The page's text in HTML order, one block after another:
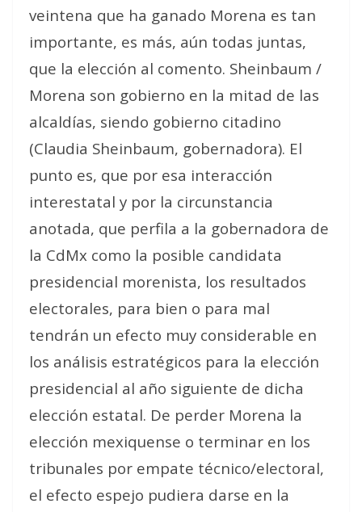
veintena que ha ganado Morena es tan
importante, es más, aún todas juntas,
que la elección al comento. Sheinbaum /
Morena son gobierno en la mitad de las
alcaldías, siendo gobierno citadino
(Claudia Sheinbaum, gobernadora). El
punto es, que por esa interacción
interestatal y por la circunstancia
anotada, que perfila a la gobernadora de
la CdMx como la posible candidata
presidencial morenista, los resultados
electorales, para bien o para mal
tendrán un efecto muy considerable en
los análisis estratégicos para la elección
presidencial al año siguiente de dicha
elección estatal. De perder Morena la
elección mexiquense o terminar en los
tribunales por empate técnico/electoral,
el efecto espejo pudiera darse en la